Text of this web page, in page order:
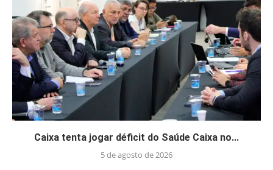
Caixa tenta jogar déficit do Saúde Caixa no...
5 de agosto de 2026